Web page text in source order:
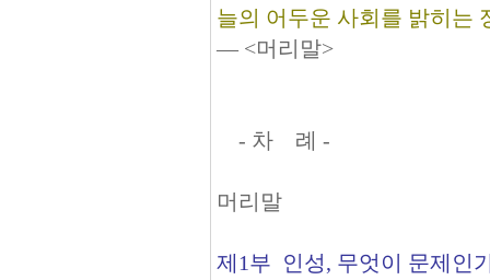
늘의 어두운 사회를 밝히는
­­― <머리말>
- 차 례 -
머리말
제1부 인성, 무엇이 문제인